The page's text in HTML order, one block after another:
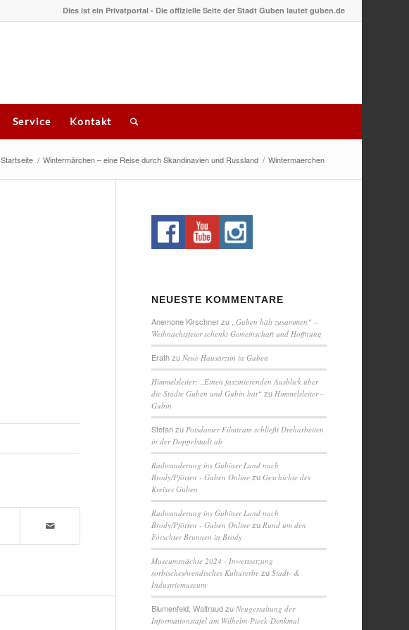
Dies ist ein Privatportal - Die offizielle Seite der Stadt Guben lautet guben.de
Service Kontakt
Startseite / Wintermärchen – eine Reise durch Skandinavien und Russland / Wintermaerchen
NEUESTE KOMMENTARE
Anemone Kirschnerzu „Guben hält zusammen“ –
Weihnachtsfeier schenkt Gemeinschaft und Hoffnung
ErathzuNeue Hausärztin in Guben
Himmelsleiter: „Einen faszinierenden Ausblick über
die Städte Guben und Gubin hat“ zu Himmelsleiter –
Gubin
Stefanzu Potsdamer Filmteam schließt Dreharbeiten
in der Doppelstadt ab
Radwanderung ins Gubiner Land nach
Brody/Pförten - Guben Online zuGeschichte des
Kreises Guben
Radwanderung ins Gubiner Land nach
Brody/Pförten - Guben Online zu Rund um den
Forschter Brunnen in Brody
Museumsnächte 2024 - Inwertsetzung
sorbisches/wendisches Kulturerbe zuStadt- &
Industriemuseum
Blumenfeld, WaltraudzuNeugestaltung der
Informationstafel am Wilhelm-Pieck-Denkmal